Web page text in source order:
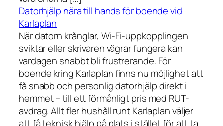
Datorhjälp nära till hands för boende vid
Karlaplan
När datorn krånglar, Wi-Fi-uppkopplingen
sviktar eller skrivaren vägrar fungera kan
vardagen snabbt bli frustrerande. För
boende kring Karlaplan finns nu möjlighet att
få snabb och personlig datorhjälp direkt i
hemmet – till ett förmånligt pris med RUT-
avdrag. Allt fler hushåll runt Karlaplan väljer
att få teknisk hjälp på plats i stället för att ta